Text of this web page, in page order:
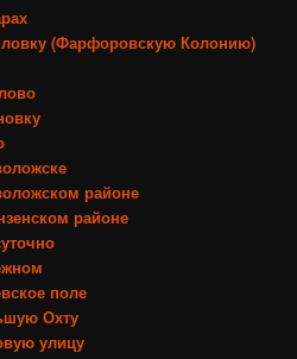
(Фарфоровскую Колонию)
районе
районе
поле
Охту
улицу